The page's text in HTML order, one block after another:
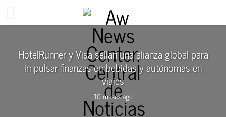
HotelRunner y Visa sellan una alianza global para
impulsar finanzas embebidas y autónomas en
viajes
10 meses ago